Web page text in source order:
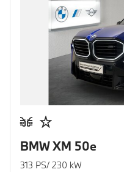
BMW XM 50e
313 PS/ 230 kW